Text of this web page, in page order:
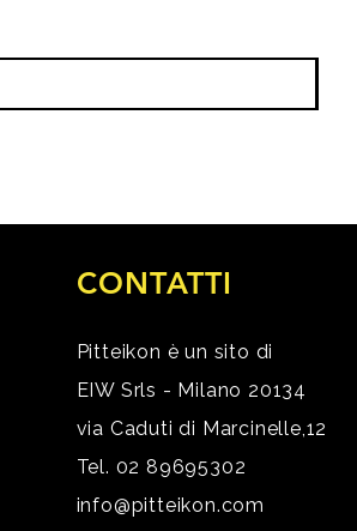
CONTATTI
Pitteikon è un sito di
EIW Srls - Milano 20134
via Caduti di Marcinelle,12
Tel. 02 89695302
info@pitteikon.com